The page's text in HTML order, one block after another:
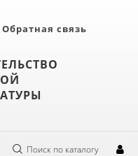
Обратная связь
Поиск по каталогу